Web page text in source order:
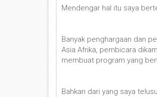
Mendengar hal itu saya
Banyak penghargaan dan
Asia Afrika, pembicara
membuat program yang
Bahkan dari yang saya